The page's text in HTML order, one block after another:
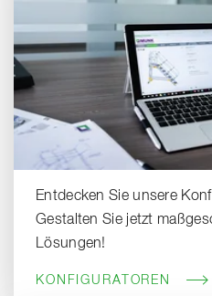
Entdecken Sie unsere
Gestalten Sie jetzt
Lösungen!
KONFIGURATOREN